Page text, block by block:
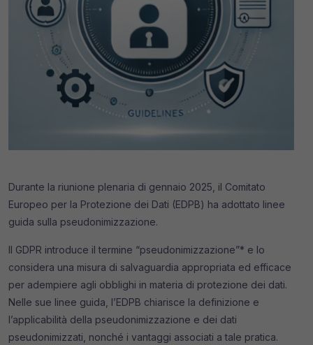
Durante la riunione plenaria di gennaio 2025, il Comitato
Europeo per la Protezione dei Dati (EDPB) ha adottato linee
guida sulla pseudonimizzazione.
Il GDPR introduce il termine “pseudonimizzazione”* e lo
considera una misura di salvaguardia appropriata ed efficace
per adempiere agli obblighi in materia di protezione dei dati.
Nelle sue linee guida, l’EDPB chiarisce la definizione e
l’applicabilità della pseudonimizzazione e dei dati
pseudonimizzati, nonché i vantaggi associati a tale pratica.